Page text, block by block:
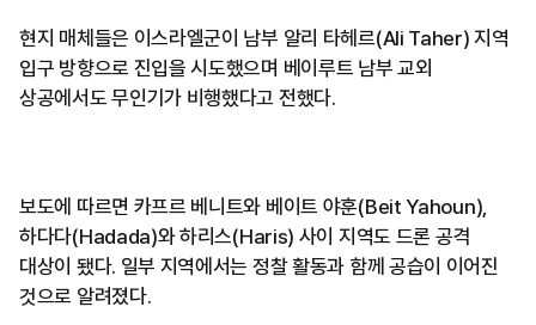
현지 매체들은 이스라엘군이 남부 알리 타헤르(Ali Taher) 지역
입구 방향으로 진입을 시도했으며 베이루트 남부 교외
상공에서도 무인기가 비행했다고 전했다.
보도에 따르면 카프르 베니트와 베이트 야훈(Beit Yahoun),
하다다(Hadada)와 하리스(Haris) 사이 지역도 드론 공격
대상이 됐다. 일부 지역에서는 정찰 활동과 함께 공습이 이어진
것으로 알려졌다.